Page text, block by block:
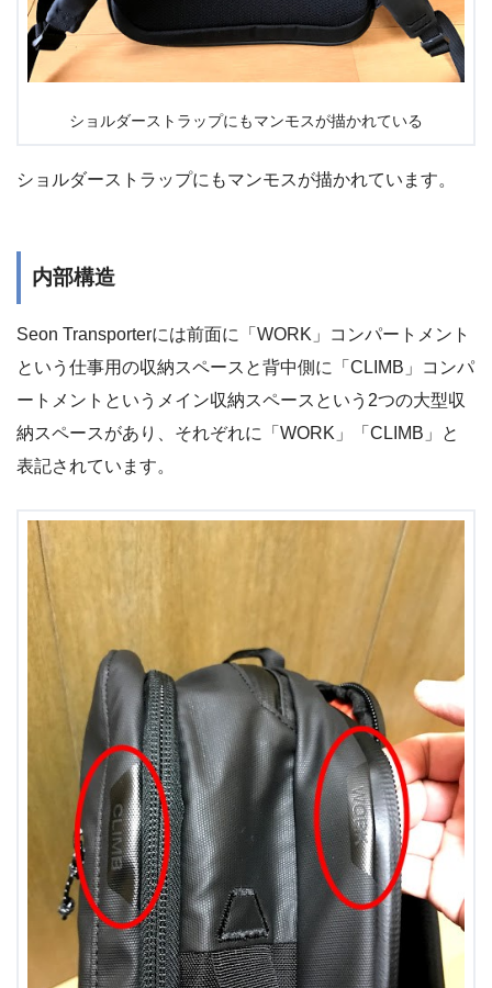
ショルダーストラップにもマンモスが描かれている
ショルダーストラップにもマンモスが描かれています。
内部構造
Seon Transporterには前面に「WORK」コンパートメント
という仕事用の収納スペースと背中側に「CLIMB」コンパ
ートメントというメイン収納スペースという2つの大型収
納スペースがあり、それぞれに「WORK」「CLIMB」と
表記されています。